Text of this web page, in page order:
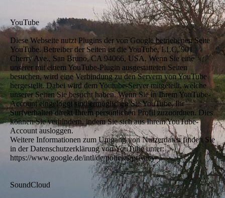
YouTube
Diese Webseite nutzt Plugins der von Google betriebenen Seite
YouTube. Betreiber der Seiten ist die YouTube, LLC, 901
Cherry Ave., San Bruno, CA 94066, USA. Wenn Sie eine
unserer mit einem YouTube-Plugin ausgestatteten Seiten
besuchen, wird eine Verbindung zu den Servern von YouTube
hergestellt. Dabei wird dem Youtube-Server mitgeteilt, welche
unserer Seiten Sie besucht haben. Wenn Sie in Ihrem YouTube-
Account eingeloggt sind ermöglichen Sie YouTube, Ihr
Surfverhalten direkt Ihrem persönlichen Profil zuzuordnen. Dies
können Sie verhindern, indem Sie sich aus Ihrem YouTube-
Account ausloggen.
Weitere Informationen zum Umgang von Nutzerdaten finden Sie
in der Datenschutzerklärung von YouTube unter:
https://www.google.de/intl/de/policies/privacy
SoundCloud